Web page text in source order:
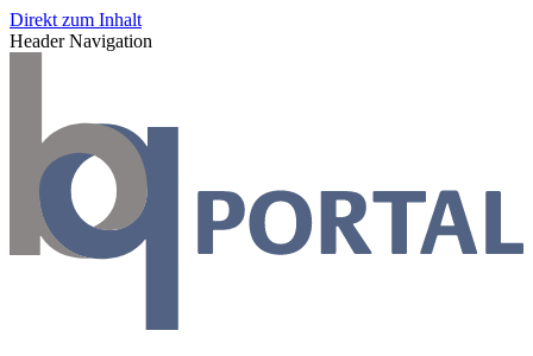
Direkt zum Inhalt
Header Navigation